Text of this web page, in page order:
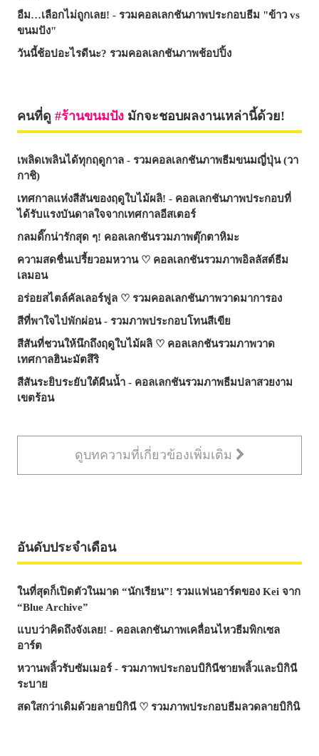
อืม…เลือกไม่ถูกเลย! - รวมคอลเลกชันภาพประกอบธีม "ข้าว vs
ขนมปัง"
วันนี้ช้อปอะไรดีนะ? รวมคอลเลกชันภาพช้อปปิ้ง
คนที่ดู ร้านขนมปัง มักจะชอบผลงานเหล่านี้ด้วย!
เพลิดเพลินได้ทุกฤดูกาล - รวมคอลเลกชันภาพธีมขนมญี่ปุ่น (วา
กาชิ)
เทศกาลแห่งสีสันของฤดูใบไม้ผลิ! - คอลเลกชันภาพประกอบที่
ได้รับแรงบันดาลใจจากเทศกาลอีสเตอร์
กลมดิ๊กน่ารักสุด ๆ! คอลเลกชันรวมภาพตุ๊กตาหิมะ
ความสดชื่นเปรี้ยวอมหวาน ♡ คอลเลกชันรวมภาพอิลลัสต์ธีม
เลมอน
อร่อยสไตล์คัลเลอร์ฟูล ♡ รวมคอลเลกชันภาพวาดมาการอง
สีที่พาใจไปพักผ่อน - รวมภาพประกอบโทนสีเขีย
สีสันที่ชวนให้นึกถึงฤดูใบไม้ผลิ ♡ คอลเลกชันรวมภาพวาด
เทศกาลฮินะมัตสึริ
สีสันระยิบระยับใต้ผืนน้ำ - คอลเลกชันรวมภาพธีมปลาสวยงาม
เขตร้อน
ดูบทความที่เกี่ยวข้องเพิ่มเติม
อันดับประจำเดือน
ในที่สุดก็เปิดตัวในมาด “นักเรียน”! รวมแฟนอาร์ตของ Kei จาก
“Blue Archive”
แบบว่าคิดถึงจังเลย! - คอลเลกชันภาพเคลื่อนไหวธีมพิกเซล
อาร์ต
หวานพลิ้วรับซัมเมอร์ - รวมภาพประกอบบิกินีชายพลิ้วและบิกินี
ระบาย
สดใสกว่าเดิมด้วยลายบิกินี ♡ รวมภาพประกอบธีมลวดลายบิกินิ